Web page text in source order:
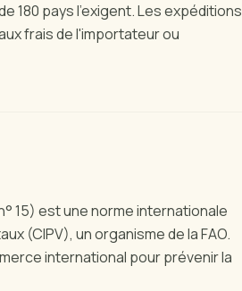
180 pays l'exigent. Les expéditions
frais de l'importateur ou
15) est une norme internationale
(CIPV), un organisme de la FAO.
international pour prévenir la